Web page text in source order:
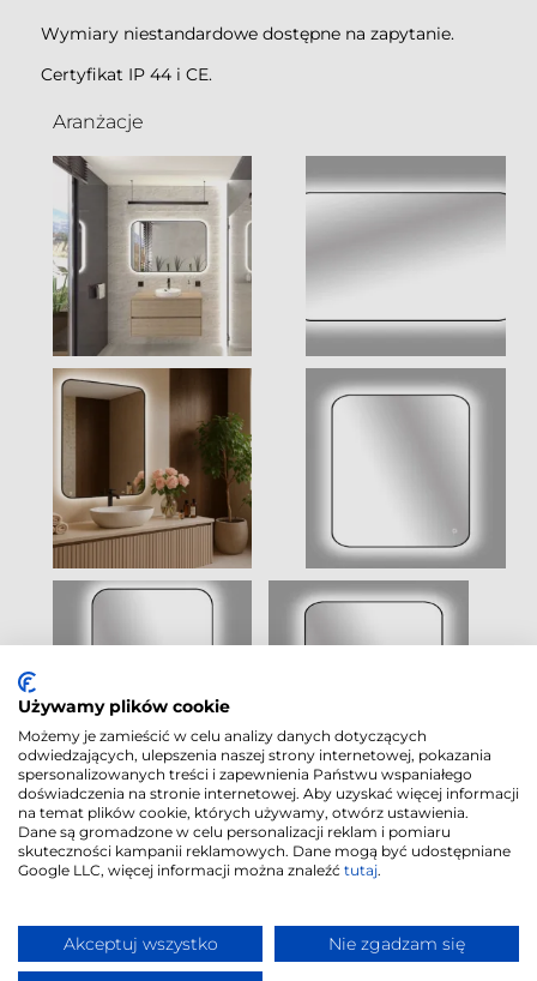
Wymiary niestandardowe dostępne na zapytanie.
Certyfikat IP 44 i CE.
Aranżacje
Polityka Cookies|
Polityka
© 2018 -2026
"CORDIA PLUS" |
|
Używamy plików cookie
Możemy je zamieścić w celu analizy danych dotyczących
odwiedzających, ulepszenia naszej strony internetowej, pokazania
spersonalizowanych treści i zapewnienia Państwu wspaniałego
doświadczenia na stronie internetowej. Aby uzyskać więcej informacji
na temat plików cookie, których używamy, otwórz ustawienia.
Dane są gromadzone w celu personalizacji reklam i pomiaru
skuteczności kampanii reklamowych. Dane mogą być udostępniane
Google LLC, więcej informacji można znaleźć tutaj.
Akceptuj wszystko Nie zgadzam się